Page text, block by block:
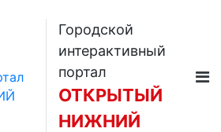
Городской
интерактивный
портал
ОТКРЫТЫЙ
НИЖНИЙ